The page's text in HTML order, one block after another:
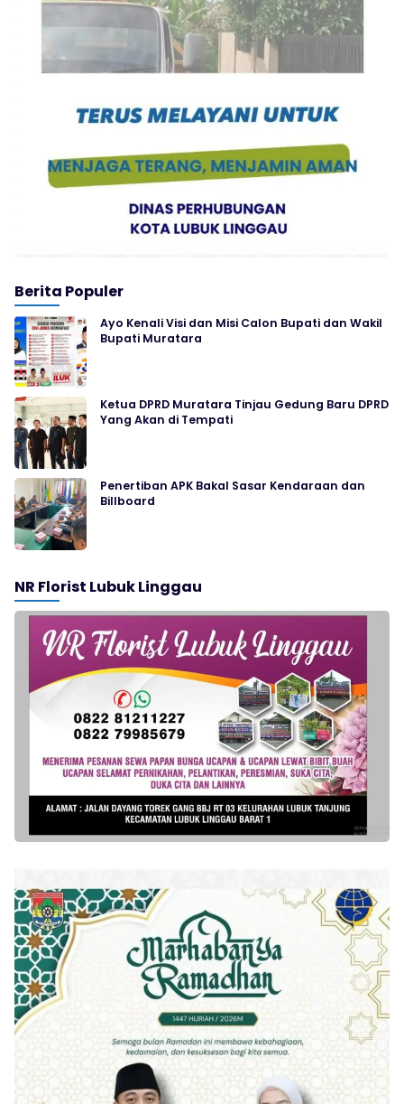
Berita Populer
Ayo Kenali Visi dan Misi Calon Bupati dan Wakil
Bupati Muratara
Ketua DPRD Muratara Tinjau Gedung Baru DPRD
Yang Akan di Tempati
Penertiban APK Bakal Sasar Kendaraan dan
Billboard
NR Florist Lubuk Linggau